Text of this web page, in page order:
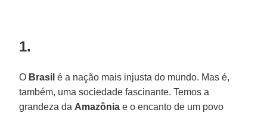
1.
O Brasil é a nação mais injusta do mundo. Mas é,
também, uma sociedade fascinante. Temos a
grandeza da Amazônia e o encanto de um povo